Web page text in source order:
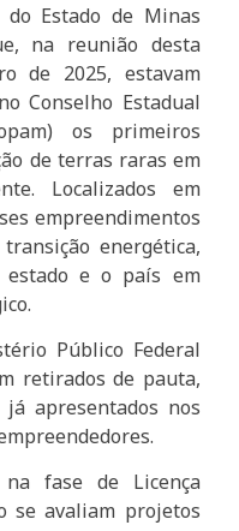
do Estado de Minas
na reunião desta
de 2025, estavam
Conselho Estadual
os primeiros
de terras raras em
Localizados em
empreendimentos
energética,
estado e o país em
Público Federal
retirados de pauta,
já apresentados nos
fase de Licença
se avaliam projetos